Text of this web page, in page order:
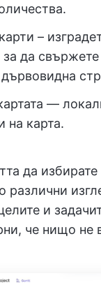
–
за да
дървовидна
—
на карта.
да
различни
и
че нищо не